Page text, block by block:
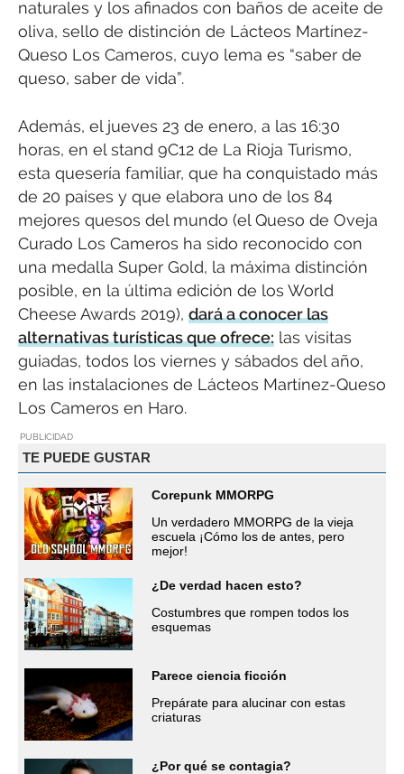
naturales y los afinados con baños de aceite de
oliva, sello de distinción de Lácteos Martínez-
Queso Los Cameros, cuyo lema es “saber de
queso, saber de vida”.
Además, el jueves 23 de enero, a las 16:30
horas, en el stand 9C12 de La Rioja Turismo,
esta quesería familiar, que ha conquistado más
de 20 países y que elabora uno de los 84
mejores quesos del mundo (el Queso de Oveja
Curado Los Cameros ha sido reconocido con
una medalla Super Gold, la máxima distinción
posible, en la última edición de los World
Cheese Awards 2019), dará a conocer las
alternativas turísticas que ofrece: las visitas
guiadas, todos los viernes y sábados del año,
en las instalaciones de Lácteos Martínez-Queso
Los Cameros en Haro.
PUBLICIDAD
TE PUEDE GUSTAR
Corepunk MMORPG
Un verdadero MMORPG de la vieja
escuela ¡Cómo los de antes, pero
mejor!
¿De verdad hacen esto?
Costumbres que rompen todos los
esquemas
Parece ciencia ficción
Prepárate para alucinar con estas
criaturas
¿Por qué se contagia?